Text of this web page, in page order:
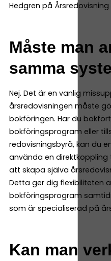
Hedgren på Årsredovisning
Måste man
samma
Nej. Det är en vanlig
årsredovisningen måste
bokföringen. Har du
bokföringsprogram eller
redovisningsbyrå, kan du
använda en direktkoppling
att skapa själva
Detta ger dig flexibiliteten
bokföringsprogram
som är specialiserad på
Kan man